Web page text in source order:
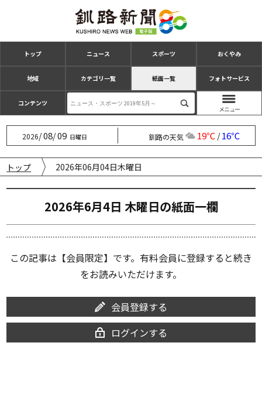
トップ ニュース スポーツ おくやみ
地域 カテゴリ一覧 紙面一覧 フォトサービス
コンテンツ
2026/08/09 日曜日 釧路の天気 19℃/16℃
トップ 2026年06月04日木曜日
2026年6月4日 木曜日の紙⾯⼀欄
この記事は【会員限定】です。有料会員に登録すると続き
をお読みいただけます。
会員登録する
ログインする